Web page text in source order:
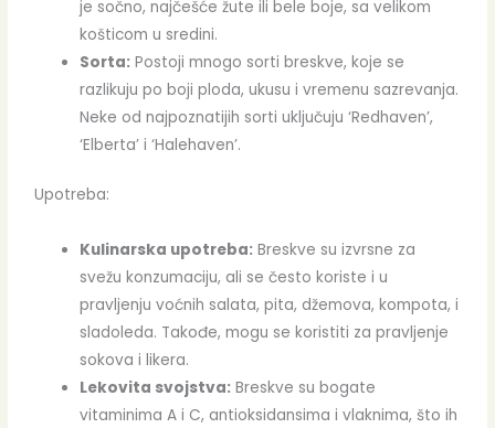
je sočno, najčešće žute ili bele boje, sa velikom
košticom u sredini.
Sorta: Postoji mnogo sorti breskve, koje se
razlikuju po boji ploda, ukusu i vremenu sazrevanja.
Neke od najpoznatijih sorti uključuju ‘Redhaven’,
‘Elberta’ i ‘Halehaven’.
Upotreba:
Kulinarska upotreba: Breskve su izvrsne za
svežu konzumaciju, ali se često koriste i u
pravljenju voćnih salata, pita, džemova, kompota, i
sladoleda. Takođe, mogu se koristiti za pravljenje
sokova i likera.
Lekovita svojstva: Breskve su bogate
vitaminima A i C, antioksidansima i vlaknima, što ih